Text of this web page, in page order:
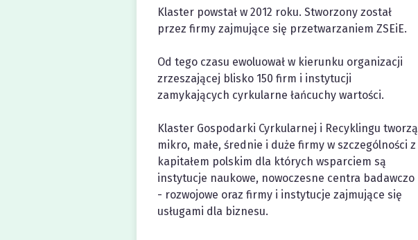
Klaster powstał w 2012 roku. Stworzony został
przez firmy zajmujące się przetwarzaniem ZSEiE.
Od tego czasu ewoluował w kierunku organizacji
zrzeszającej blisko 150 firm i instytucji
zamykających cyrkularne łańcuchy wartości.
Klaster Gospodarki Cyrkularnej i Recyklingu tworzą
mikro, małe, średnie i duże firmy w szczególności z
kapitałem polskim dla których wsparciem są
instytucje naukowe, nowoczesne centra badawczo
- rozwojowe oraz firmy i instytucje zajmujące się
usługami dla biznesu.